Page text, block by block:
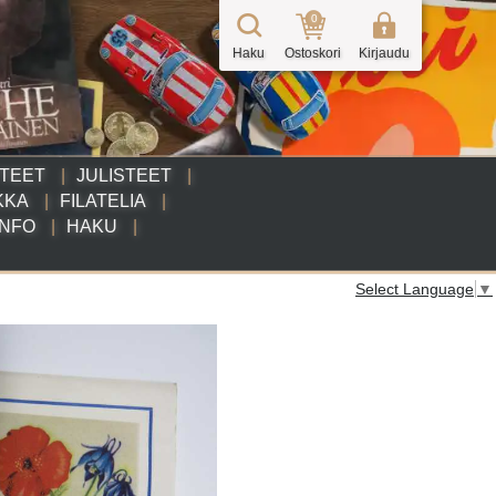
JULISTEET
FILATELIA
HAKU
Haku
0
Ostoskori Kirjaudu
Select Language ▼